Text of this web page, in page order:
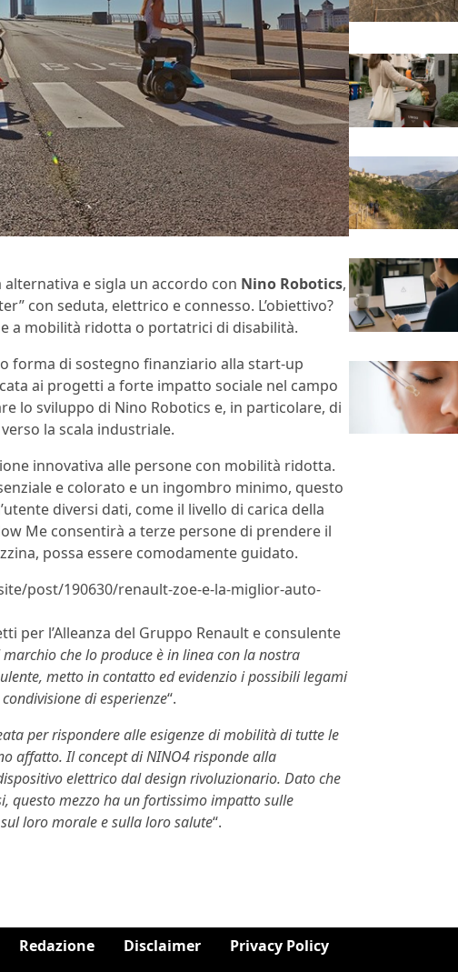
e sigla un accordo con Nino Robotics,
con seduta, elettrico e connesso. L’obiettivo?
a mobilità ridotta o portatrici di disabilità.
forma di sostegno finanziario alla start-up
ai progetti a forte impatto sociale nel campo
lo sviluppo di Nino Robotics e, in particolare, di
la scala industriale.
innovativa alle persone con mobilità ridotta.
e colorato e un ingombro minimo, questo
diversi dati, come il livello di carica della
Me consentirà a terze persone di prendere il
possa essere comodamente guidato.
post/190630/renault-zoe-e-la-miglior-auto-
per l’Alleanza del Gruppo Renault e consulente
che lo produce è in linea con la nostra
metto in contatto ed evidenzio i possibili legami
di esperienze“.
per rispondere alle esigenze di mobilità di tutte le
affatto. Il concept di NINO4 risponde alla
elettrico dal design rivoluzionario. Dato che
questo mezzo ha un fortissimo impatto sulle
loro morale e sulla loro salute“.
Redazione Disclaimer Privacy Policy